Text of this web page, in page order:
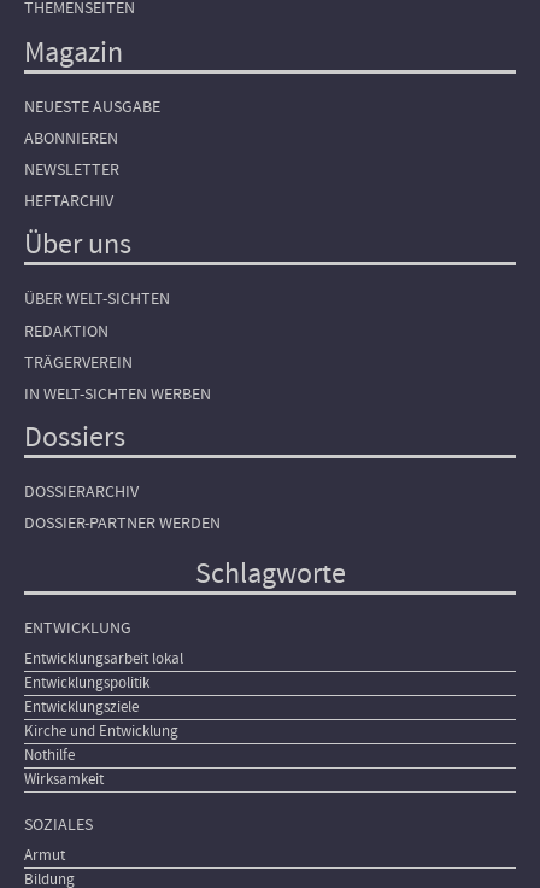
THEMENSEITEN
Magazin
NEUESTE AUSGABE
ABONNIEREN
NEWSLETTER
HEFTARCHIV
Über uns
ÜBER WELT-SICHTEN
REDAKTION
TRÄGERVEREIN
IN WELT-SICHTEN WERBEN
Dossiers
DOSSIERARCHIV
DOSSIER-PARTNER WERDEN
Schlagworte
ENTWICKLUNG
Entwicklungsarbeit lokal
Entwicklungspolitik
Entwicklungsziele
Kirche und Entwicklung
Nothilfe
Wirksamkeit
SOZIALES
Armut
Bildung